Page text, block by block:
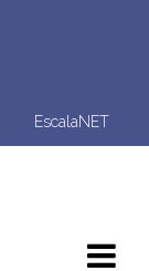
EscalaNET